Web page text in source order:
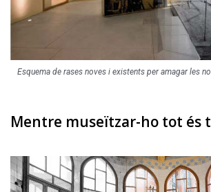
Esquema de rases noves i existents per amagar les
Mentre museïtzar-ho tot és